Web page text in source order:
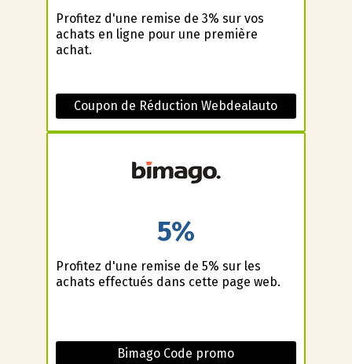
Profitez d'une remise de 3% sur vos
achats en ligne pour une première
achat.
Coupon de Réduction Webdealauto
5%
Profitez d'une remise de 5% sur les
achats effectués dans cette page web.
Bimago Code promo